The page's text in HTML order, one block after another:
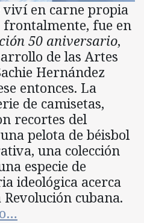
viví en carne propia
frontalmente, fue en
50 aniversario,
de las Artes
Hernández
entonces. La
de camisetas,
recortes del
pelota de béisbol
una colección
especie de
ideológica acerca
Revolución cubana.